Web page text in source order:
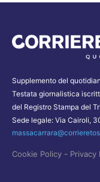
Supplemento del
Testata giornalistica
del Registro Stampa del
Sede legale: Via Cairoli,
Cookie Policy - Privacy